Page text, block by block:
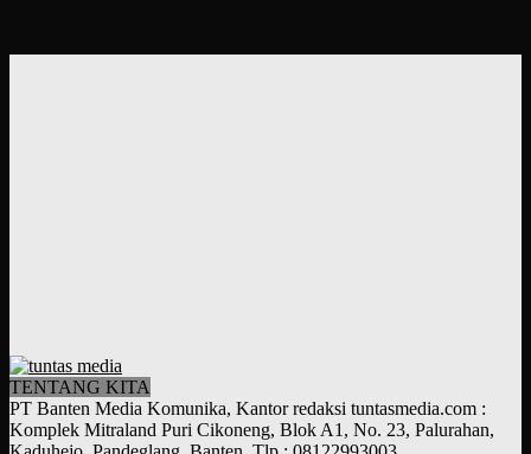
TENTANG KITA
PT Banten Media Komunika, Kantor redaksi tuntasmedia.com :
Komplek Mitraland Puri Cikoneng, Blok A1, No. 23, Palurahan,